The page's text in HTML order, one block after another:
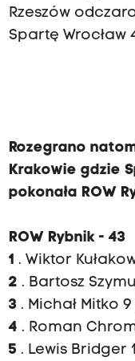
Rzeszów
Spartę Wrocław
Rozegrano
Krakowie gdzie
pokonała ROW
ROW Rybnik - 43
1 . Wiktor
2 . Bartosz
3. Michał Mitko 9
4 . Roman
5 . Lewis Bridger